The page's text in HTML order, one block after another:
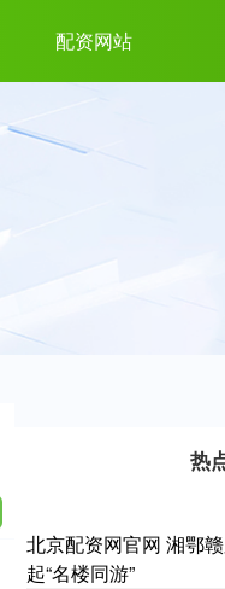
配资网站
热
北京配资网官网 湘鄂
起“名楼同游”